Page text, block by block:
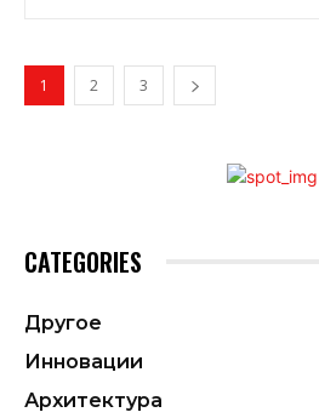
1 2 3
CATEGORIES
Другое
Инновации
Архитектура